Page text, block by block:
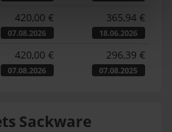
420,00 €
07.08.2026
365,94 €
18.06.2026
420,00 €
07.08.2026
296,39 €
07.08.2025
Sackware